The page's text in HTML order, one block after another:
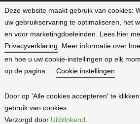
Privacyverklaring
Algemene Voorwaarden
Deze website maakt gebruik van cookies:
uw gebruikservaring te optimaliseren, het
en voor marketingdoeleinden. Lees hier
Privacyverklaring . Meer informatie over
en hoe u uw cookie-instellingen op elk
op de pagina
Cookie instellingen
Door op 'Alle cookies accepteren' te
gebruik van cookies.
Verzorgd door Uitblinkend